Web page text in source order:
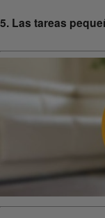
5. Las tareas